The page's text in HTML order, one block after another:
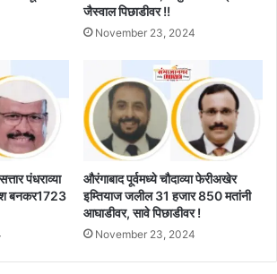
जैस्वाल पिछाडीवर !!
November 23, 2024
पंधराव्या
बनकर1723
औरंगाबाद पूर्वमध्ये चौदाव्या फेरीअखेर
इम्तियाज जलील 31 हजार 850 मतांनी
आघाडीवर, सावे पिछाडीवर !
November 23, 2024